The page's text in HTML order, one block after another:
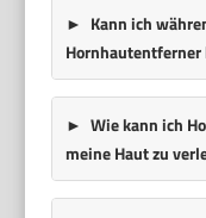
Kann ich
Wie kann ich
meine Haut zu